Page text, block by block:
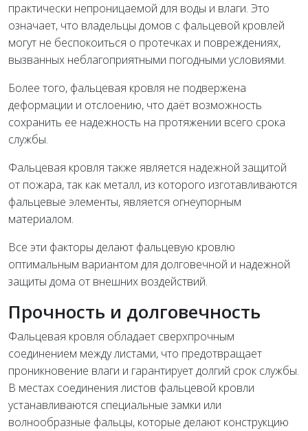
практически непроницаемой для воды и влаги. Это
означает, что владельцы домов с фальцевой кровлей
могут не беспокоиться о протечках и повреждениях,
вызванных неблагоприятными погодными условиями.
Более того, фальцевая кровля не подвержена
деформации и отслоению, что даёт возможность
сохранить ее надежность на протяжении всего срока
службы.
Фальцевая кровля также является надежной защитой
от пожара, так как металл, из которого изготавливаются
фальцевые элементы, является огнеупорным
материалом.
Все эти факторы делают фальцевую кровлю
оптимальным вариантом для долговечной и надежной
защиты дома от внешних воздействий.
Прочность и долговечность
Фальцевая кровля обладает сверхпрочным
соединением между листами, что предотвращает
проникновение влаги и гарантирует долгий срок службы.
В местах соединения листов фальцевой кровли
устанавливаются специальные замки или
волнообразные фальцы, которые делают конструкцию